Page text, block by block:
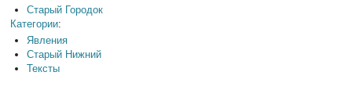
Старый Городок
Категории:
Явления
Старый Нижний
Тексты